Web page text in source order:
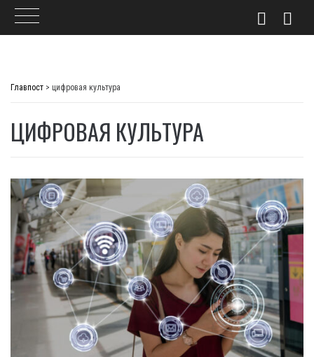
Главпост > цифровая культура
ЦИФРОВАЯ КУЛЬТУРА